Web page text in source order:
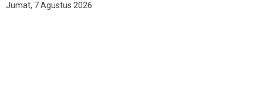
Jumat, 7 Agustus 2026